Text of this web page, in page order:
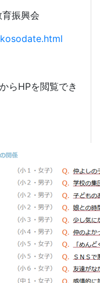
振興会
らHPを閲覧でき